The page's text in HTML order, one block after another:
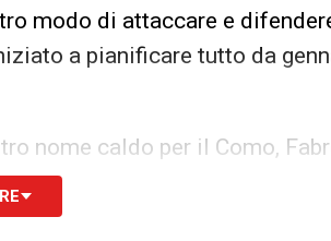
modo di attaccare e
a pianificare tutto da
nome caldo per il Como,
non è fatta al 100%.»